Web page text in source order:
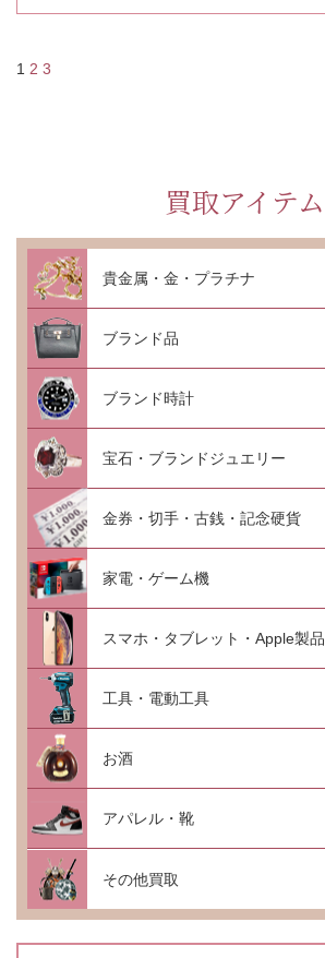
1 2 3
買取アイテム
貴金属・金・プラチナ
ブランド品
ブランド時計
宝石・ブランドジュエリー
金券・切手・古銭・記念硬貨
家電・ゲーム機
スマホ・タブレット・Apple製品
工具・電動工具
お酒
アパレル・靴
その他買取